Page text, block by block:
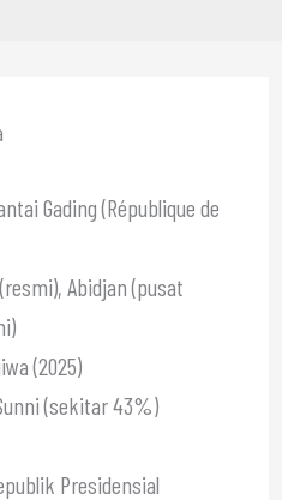
Gading (République de
Abidjan (pusat
(2025)
(sekitar 43%)
Presidensial